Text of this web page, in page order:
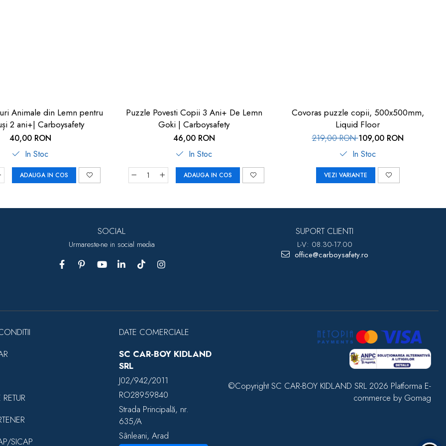
Animale din Lemn pentru
2 ani+| Carboysafety
40,00 RON
In Stoc
ADAUGA IN COS
Puzzle Povesti Copii 3 Ani+ De Lemn
Goki | Carboysafety
46,00 RON
In Stoc
ADAUGA IN COS
Covoras puzzle copii, 500x500mm,
Liquid Floor
219,00 RON109,00 RON
In Stoc
VEZI VARIANTE
SOCIAL
Urmareste-ne in social media
SUPORT CLIENTI
L-V: 08.30-17.00
office@carboysafety.ro
SICAP
DATE COMERCIALE
SC CAR-BOY KIDLAND
SRL
J02/942/2011
RO28959840
Strada Principală, nr.
635/A
Sânleani, Arad
©Copyright SC CAR-BOY KIDLAND SRL 2026 Platforma E-
commerce by Gomag